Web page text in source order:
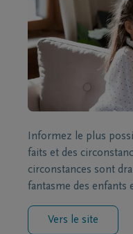
Informez le plus
faits et des
circonstances sont
fantasme des enfants
Vers le site